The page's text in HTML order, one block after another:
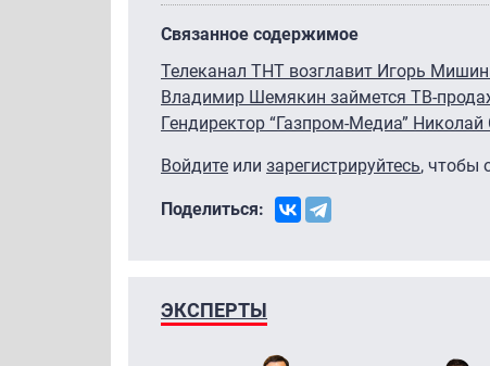
Связанное содержимое
Телеканал ТНТ возглавит Игорь Мишин
Владимир Шемякин займется ТВ-
Гендиректор “Газпром-Медиа”
Войдите или зарегистрируйтесь, чтобы
Поделиться:
ЭКСПЕРТЫ